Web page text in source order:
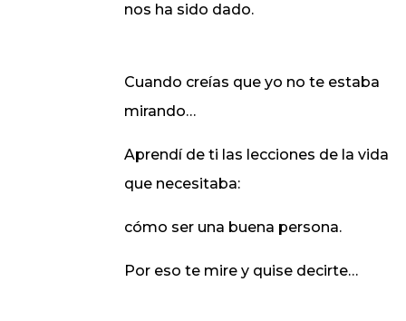
nos ha sido dado.
Cuando creías que yo no te estaba
mirando…
Aprendí de ti las lecciones de la vida
que necesitaba:
cómo ser una buena persona.
Por eso te mire y quise decirte…